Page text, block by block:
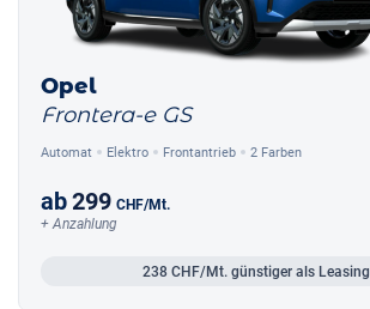
Opel
Frontera-e GS
Automat Elektro Frontantrieb 2 Farben
ab299 CHF/Mt.
+ Anzahlung
238 CHF/Mt. günstiger als Leasing